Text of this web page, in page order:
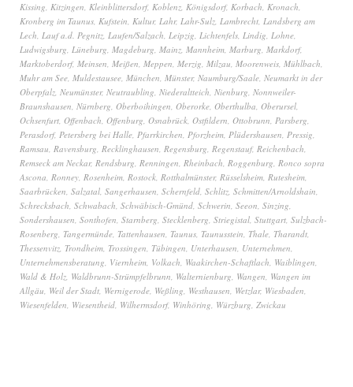
Kissing, Kitzingen, Kleinblittersdorf, Koblenz, Königsdorf, Korbach, Kronach,
Kronberg im Taunus, Kufstein, Kultur, Lahr, Lahr-Sulz, Lambrecht, Landsberg am
Lech, Lauf a.d. Pegnitz, Laufen/Salzach, Leipzig, Lichtenfels, Lindig, Lohne,
Ludwigsburg, Lüneburg, Magdeburg, Mainz, Mannheim, Marburg, Markdorf,
Marktoberdorf, Meinsen, Meißen, Meppen, Merzig, Milzau, Moorenweis, Mühlbach,
Muhr am See, Muldestausee, München, Münster, Naumburg/Saale, Neumarkt in der
Oberpfalz, Neumünster, Neutraubling, Niederaltteich, Nienburg, Nonnweiler-
Braunshausen, Nürnberg, Oberboihingen, Oberorke, Oberthulba, Oberursel,
Ochsenfurt, Offenbach, Offenburg, Osnabrück, Ostfildern, Ottobrunn, Parsberg,
Perasdorf, Petersberg bei Halle, Pfarrkirchen, Pforzheim, Plüdershausen, Pressig,
Ramsau, Ravensburg, Recklinghausen, Regensburg, Regenstauf, Reichenbach,
Remseck am Neckar, Rendsburg, Renningen, Rheinbach, Roggenburg, Ronco sopra
Ascona, Ronney, Rosenheim, Rostock, Rotthalmünster, Rüsselsheim, Rutesheim,
Saarbrücken, Salzatal, Sangerhausen, Schernfeld, Schlitz, Schmitten/Arnoldshain,
Schrecksbach, Schwabach, Schwäbisch-Gmünd, Schwerin, Seeon, Sinzing,
Sondershausen, Sonthofen, Starnberg, Stecklenberg, Striegistal, Stuttgart, Sulzbach-
Rosenberg, Tangermünde, Tattenhausen, Taunus, Taunusstein, Thale, Tharandt,
Thessenvitz, Trondheim, Trossingen, Tübingen, Unterhausen, Unternehmen,
Unternehmensberatung, Viernheim, Volkach, Waakirchen-Schaftlach, Waiblingen,
Wald & Holz, Waldbrunn-Strümpfelbrunn, Walternienburg, Wangen, Wangen im
Allgäu, Weil der Stadt, Wernigerode, Weßling, Westhausen, Wetzlar, Wiesbaden,
Wiesenfelden, Wiesentheid, Wilhermsdorf, Winhöring, Würzburg, Zwickau